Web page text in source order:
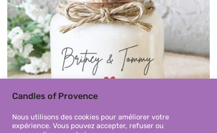
Candles of Provence
Nous utilisons des cookies pour améliorer votre
expérience. Vous pouvez accepter, refuser ou